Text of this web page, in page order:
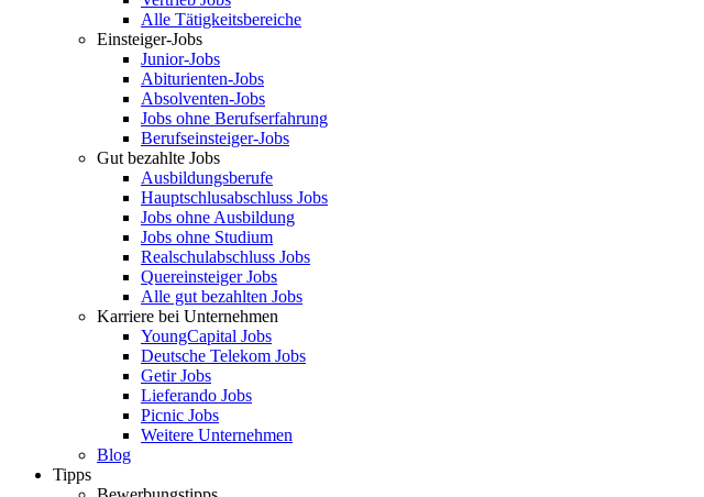
Alle Tätigkeitsbereiche
Einsteiger-Jobs
Junior-Jobs
Abiturienten-Jobs
Absolventen-Jobs
Jobs ohne Berufserfahrung
Berufseinsteiger-Jobs
Gut bezahlte Jobs
Ausbildungsberufe
Hauptschlusabschluss Jobs
Jobs ohne Ausbildung
Jobs ohne Studium
Realschulabschluss Jobs
Quereinsteiger Jobs
Alle gut bezahlten Jobs
Karriere bei Unternehmen
YoungCapital Jobs
Deutsche Telekom Jobs
Getir Jobs
Lieferando Jobs
Picnic Jobs
Weitere Unternehmen
Blog
Tipps